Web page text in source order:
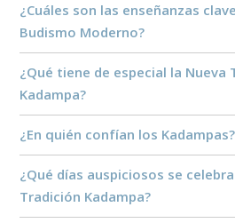
¿Cuáles son las enseñanzas
Budismo Moderno?
¿Qué tiene de especial la Nueva
Kadampa?
¿En quién confían los Kadampas?
¿Qué días auspiciosos se
Tradición Kadampa?